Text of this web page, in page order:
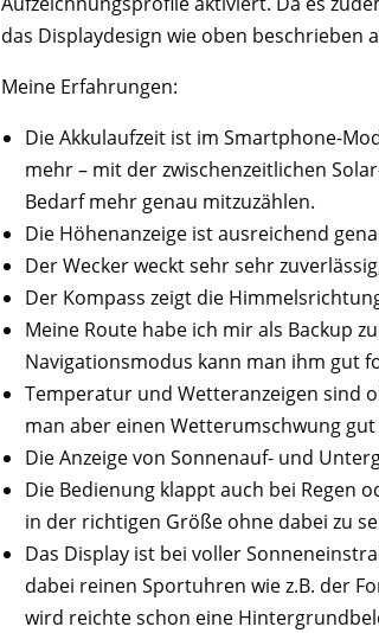
das Displaydesign wie oben beschrieben
Meine Erfahrungen:
Die Akkulaufzeit ist im Smartphone-
mehr – mit der zwischenzeitlichen
Bedarf mehr genau mitzuzählen.
Die Höhenanzeige ist ausreichend
Der Wecker weckt sehr sehr
Der Kompass zeigt die
Meine Route habe ich mir als Backup
Navigationsmodus kann man ihm gut
Temperatur und Wetteranzeigen sind
man aber einen Wetterumschwung
Die Anzeige von Sonnenauf- und
Die Bedienung klappt auch bei Regen
in der richtigen Größe ohne dabei zu
Das Display ist bei voller
dabei reinen Sportuhren wie z.B. der
wird reichte schon eine